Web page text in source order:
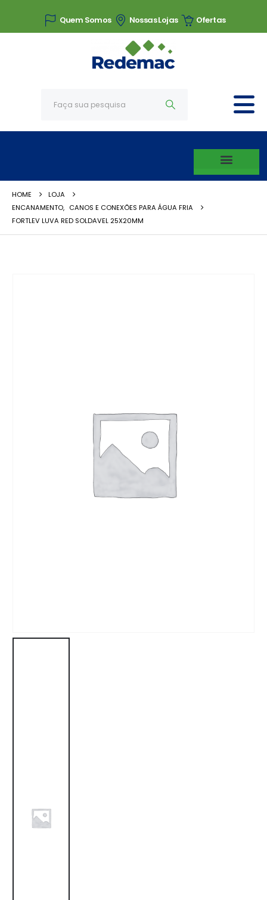
Quem Somos Nossas Lojas Ofertas
HOME
LOJA
ENCANAMENTO, CANOS E CONEXÕES PARA ÁGUA FRIA
FORTLEV LUVA RED SOLDAVEL 25X20MM